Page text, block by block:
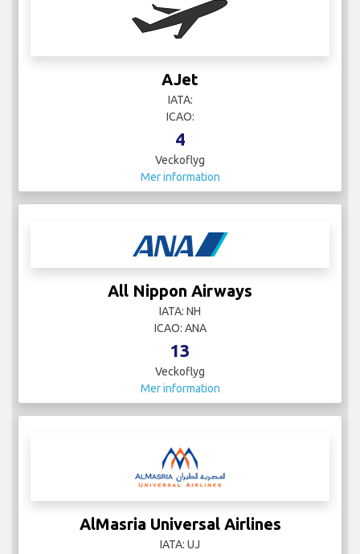
AJet
IATA:
ICAO:
4
Veckoflyg
Mer information
All Nippon Airways
IATA: NH
ICAO: ANA
13
Veckoflyg
Mer information
AlMasria Universal Airlines
IATA: UJ